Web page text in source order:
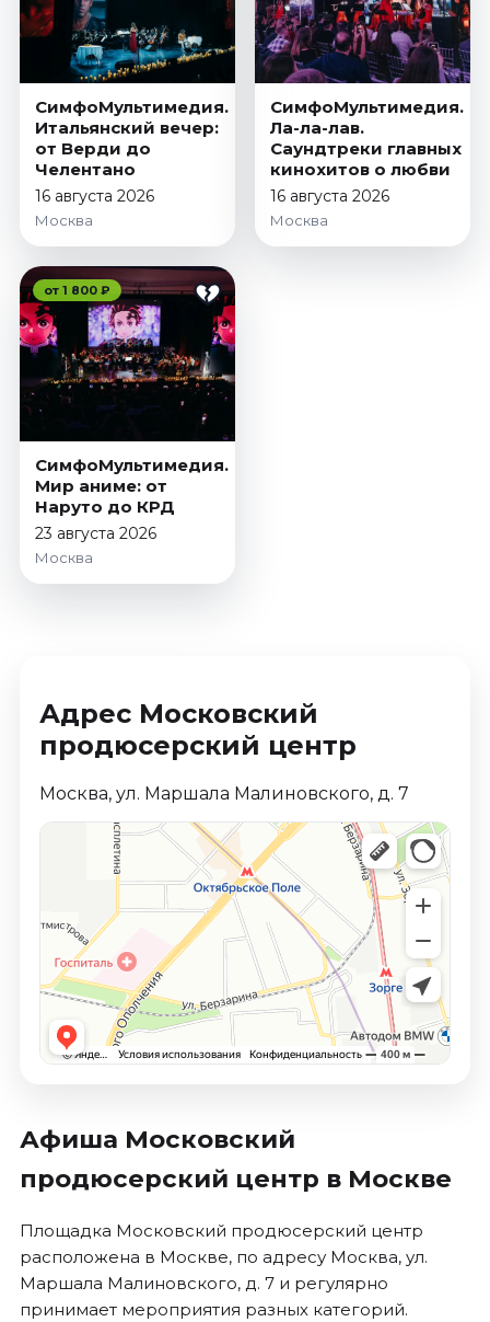
Январь 2027
Стендап
Август 2026
Сентябрь 2026
Октябрь 2026
Ноябрь 2026
Декабрь 2026
Выставки
Август 2026
Сентябрь 2026
Октябрь 2026
Декабрь 2026
Январь 2027
Экскурсии
Сентябрь 2026
Октябрь 2026
Спорт
Август 2026
Август 2026
Сентябрь 2026
Ноябрь 2026
Декабрь 2026
Январь 2027
Площадки
СимфоМультимедия.
Итальянский вечер:
от Верди до
Челентано
16 августа 2026
Москва
СимфоМультимедия.
Ла-ла-лав.
Саундтреки главных
кинохитов о любви
16 августа 2026
Москва
от 1 800 ₽
СимфоМультимедия.
Мир аниме: от
Наруто до КРД
23 августа 2026
Москва
Адрес Московский
продюсерский центр
Москва, ул. Маршала Малиновского, д. 7
Афиша Московский
продюсерский центр в Москве
Площадка Московский продюсерский центр
расположена в Москве, по адресу Москва, ул.
Маршала Малиновского, д. 7 и регулярно
принимает мероприятия разных категорий.